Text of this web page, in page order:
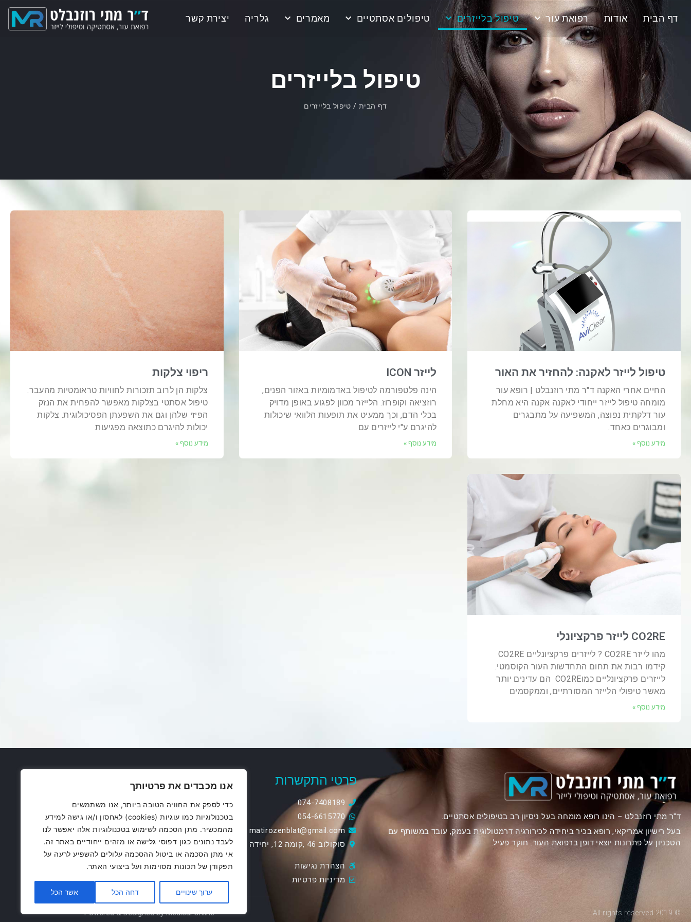
אנו מכבדים את פרטיותך
כדי לספק את החוויה הטובה ביותר, אנו משתמשים
בטכנולוגיות כמו עוגיות (cookies) לאחסון ו/או גישה למידע
מהמכשיר. מתן הסכמה לשימוש בטכנולוגיות אלה יאפשר לנו
לעבד נתונים כגון דפוסי גלישה או מזהים ייחודיים באתר זה.
אי מתן הסכמה או ביטול ההסכמה עלולים להשפיע לרעה על
תפקודן של תכונות מסוימות ועל ביצועי האתר.
ערוך שינויים דחה הכל אשר הכל
דף הבית אודות רפואת עור טיפול בלייזרים טיפולים אסתטיים מאמרים גלריה יצירת קשר
טיפול בלייזרים
דף הבית / טיפול בלייזרים
טיפול לייזר לאקנה: להחזיר את האור
החיים אחרי האקנה ד"ר מתי רוזנבלט | רופא עור
מומחה טיפול לייזר ייחודי לאקנה אקנה היא מחלת
עור דלקתית נפוצה, המשפיעה על מתבגרים
ומבוגרים כאחד.
מידע נוסף »
לייזר ICON
הינה פלטפורמה לטיפול באדמומיות באזור הפנים,
רוזציאה וקופרוז. הלייזר מכוון לפגוע באופן מדויק
בכלי הדם, וכך ממעיט את תופעות הלוואי שיכולות
להיגרם ע"י לייזרים עם
מידע נוסף »
ריפוי צלקות
צלקות הן לרוב תזכורות לחוויות טראומטיות מהעבר.
טיפול אסתטי בצלקות מאפשר להפחית את הנזק
הפיזי שלהן וגם את השפעתן הפסיכולוגית. צלקות
יכולות להיגרם כתוצאה מפגיעות
מידע נוסף »
CO2RE לייזר פרקציונלי
מהו לייזר CO2RE ? לייזרים פרקציונליים CO2RE
קידמו רבות את תחום התחדשות העור הקוסמטי.
לייזרים פרקציונליים כמוCO2RE הם עדינים יותר
מאשר טיפולי הלייזר המסורתיים, וממקסמים
מידע נוסף »
ד"ר מתי רוזנבלט – הינו רופא מומחה בעל ניסיון רב בטיפולים אסתטיים.
בעל רישיון אמריקאי, רופא בכיר ביחידה לכירורגיה דרמטולוגית בעמק, עובד במשותף עם
הטכניון על פתרונות יוצאי דופן ברפואת העור. חוקר פעיל.
פרטי התקשרות
074-7408189
054-6615770
matirozenblat@gmail.com
סוקולוב 46 ,קומה 12, יחידה 1201, הוד השרון
הצהרת נגישות
מדיניות פרטיות
© 2019 All rights reserved
Powered & Designed by Medical Online